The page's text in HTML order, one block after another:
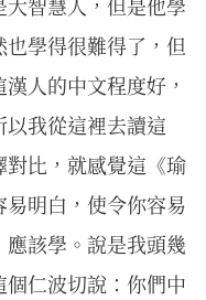
學得很難得了，但
人的中文程度好，
我從這裡去讀這
對比，就感覺這《瑜
明白，使令你容易
該學。說是我頭幾
仁波切說：你們中